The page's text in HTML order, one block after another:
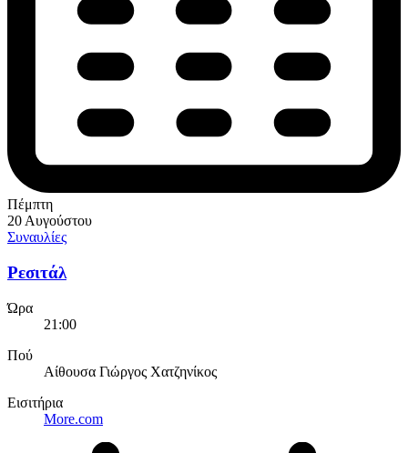
Πέμπτη
20 Αυγούστου
Συναυλίες
Ρεσιτάλ
Ώρα
21:00
Πού
Αίθουσα Γιώργος Χατζηνίκος
Εισιτήρια
More.com